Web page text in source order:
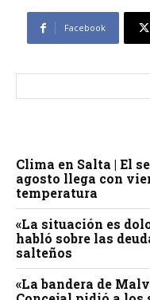
Facebook
Clima en Salta | El
agosto llega con
temperatura
«La situación es
habló sobre las
salteños
«La bandera de